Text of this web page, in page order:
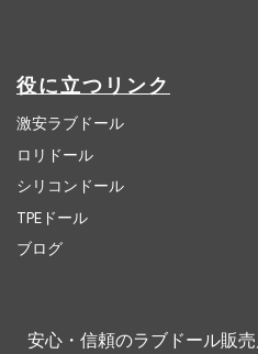
役に立つリンク
激安ラブドール
ロリドール
シリコンドール
TPEドール
ブログ
安心・信頼のラブドール販